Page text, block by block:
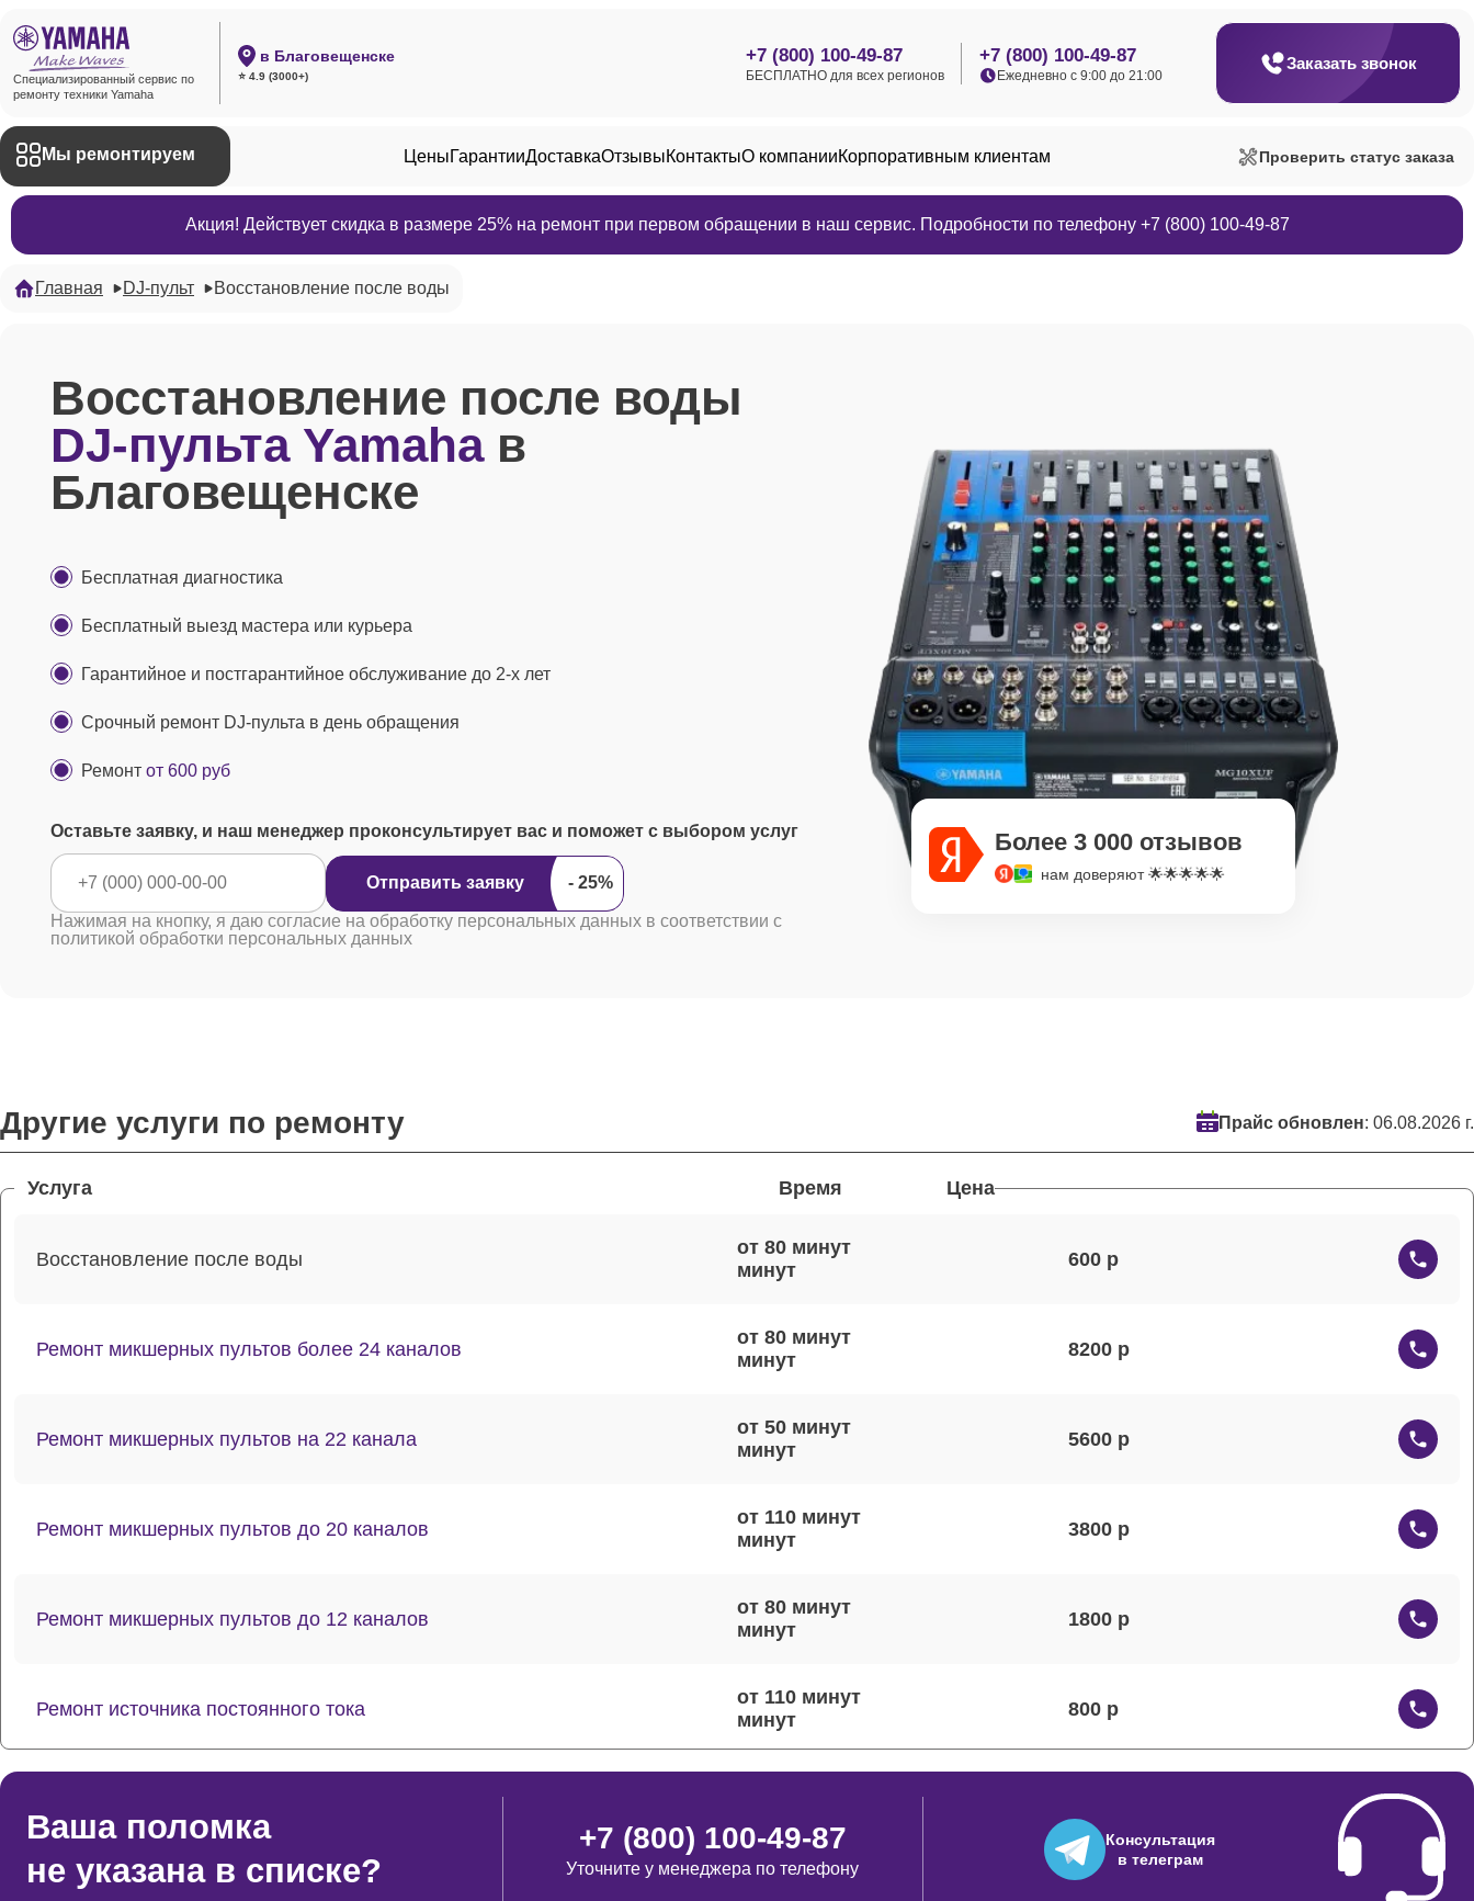
Специализированный сервис по
ремонту техники Yamaha
в Благовещенске
⭐ 4.9 (3000+)
+7 (800) 100-49-87
БЕСПЛАТНО для всех регионов
+7 (800) 100-49-87
Ежедневно с 9:00 до 21:00
Заказать звонок
Мы ремонтируем ЦеныГарантииДоставкаОтзывыКонтактыО компанииКорпоративным клиентам Проверить статус заказа
Акция! Действует скидка в размере 25% на ремонт при первом обращении в наш сервис. Подробности по телефону +7 (800) 100-49-87
Главная DJ-пульт Восстановление после воды
Восстановление после воды
DJ-пульта Yamahaв
Благовещенске
Бесплатная диагностика
Бесплатный выезд мастера или курьера
Гарантийное и постгарантийное обслуживание до 2-х лет
Срочный ремонт DJ-пульта в день обращения
Ремонт от 600 руб
Оставьте заявку, и наш менеджер проконсультирует вас и поможет с выбором услуг
Отправить заявку
Нажимая на кнопку, я даю согласие на обработку персональных данных в соответствии с
политикой обработки персональных данных
Более 3 000 отзывов
нам доверяют 🌟🌟🌟🌟🌟
Другие услуги по ремонту Прайс обновлен: 06.08.2026 г.
Услуга Время Цена
Восстановление после воды
от 80 минут
600
Ремонт микшерных пультов более 24 каналов
от 80 минут
8200
Ремонт микшерных пультов на 22 канала
от 50 минут
5600
Ремонт микшерных пультов до 20 каналов
от 110 минут
3800
Ремонт микшерных пультов до 12 каналов
от 80 минут
1800
Ремонт источника постоянного тока
от 110 минут
800
Ремонт эквалайзеров
от 70 минут
Ваша поломка
не указана в списке?
+7 (800) 100-49-87
Уточните у менеджера по телефону
Консультация
в телеграм